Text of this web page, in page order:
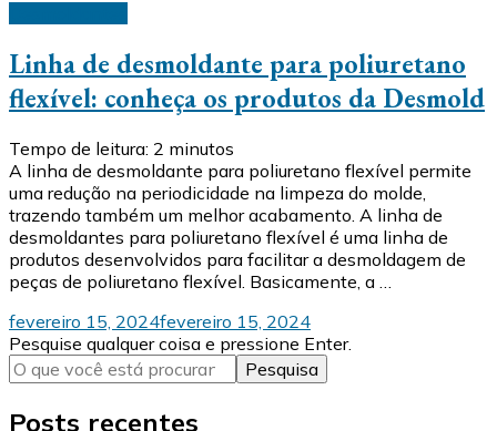
Linha de desmoldante para poliuretano
flexível: conheça os produtos da Desmold
Tempo de leitura: 2 minutos
A linha de desmoldante para poliuretano flexível permite
uma redução na periodicidade na limpeza do molde,
trazendo também um melhor acabamento. A linha de
desmoldantes para poliuretano flexível é uma linha de
produtos desenvolvidos para facilitar a desmoldagem de
peças de poliuretano flexível. Basicamente, a …
fevereiro 15, 2024fevereiro 15, 2024
Procurando
algo?
Pesquise qualquer coisa e pressione Enter.
Posts recentes